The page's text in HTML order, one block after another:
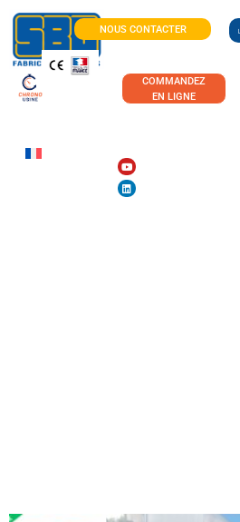
NOUS CONTACTER
COMMANDEZ
EN LIGNE